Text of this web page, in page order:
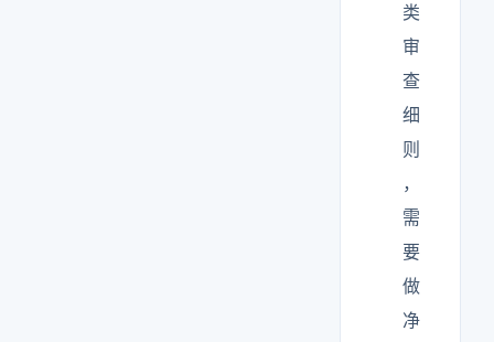
类
审
查
细
则
，
需
要
做
净